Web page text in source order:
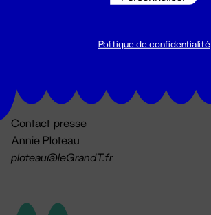
Contact presse
Annie Ploteau
ploteau@leGrandT.fr
Politique de confidentialité